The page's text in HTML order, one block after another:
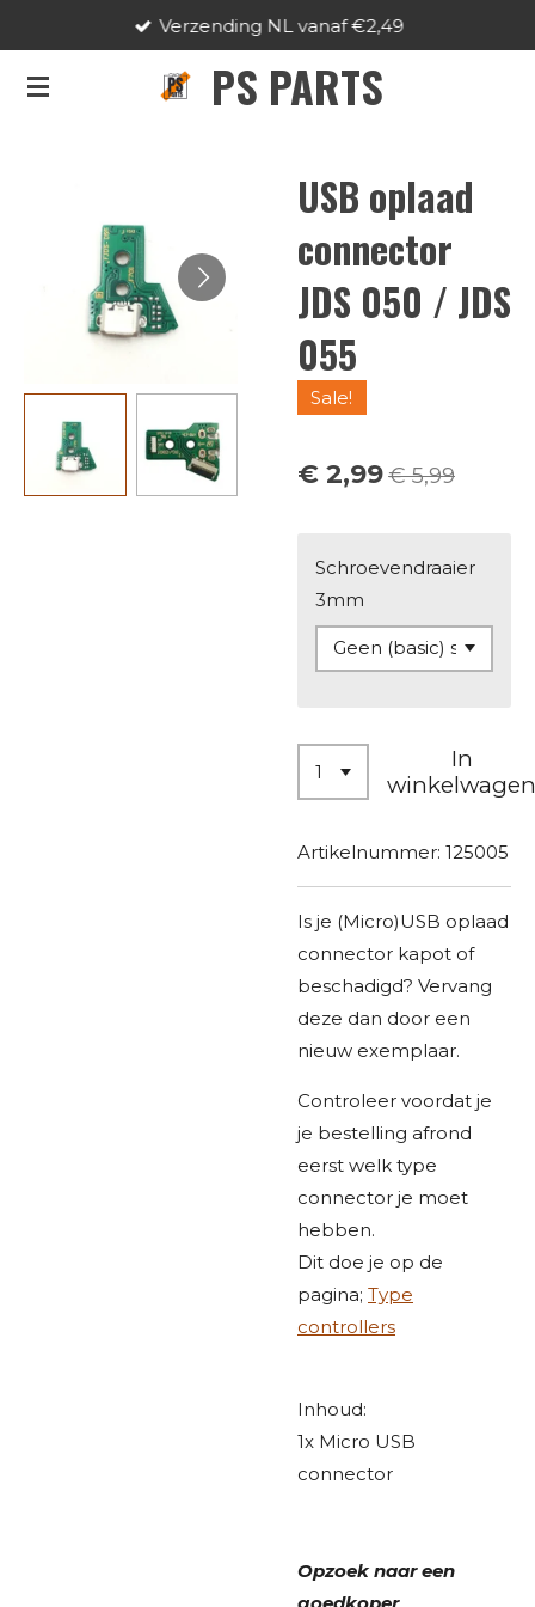
naar
PS PARTS
Verzending NL vanaf €2,49
USB oplaad
connector
JDS 050 / JDS
055
Sale!
€ 2,99€ 5,99
Schroevendraaier
3mm
In
Artikelnummer: 125005
Is je (Micro)USB oplaad
connector kapot of
beschadigd? Vervang
deze dan door een
nieuw exemplaar.
Controleer voordat je
je bestelling afrond
eerst welk type
connector je moet
hebben.
Dit doe je op de
pagina; Type
controllers
Inhoud:
1x Micro USB
connector
Opzoek naar een